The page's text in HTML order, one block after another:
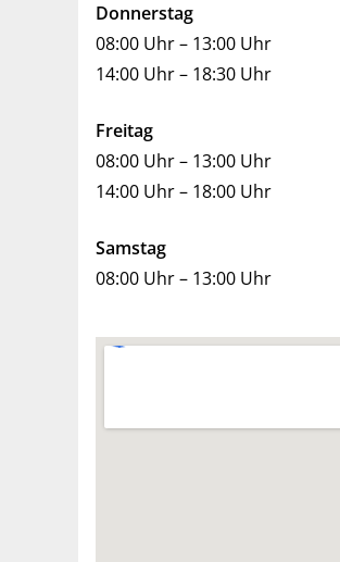
Donnerstag
08:00 Uhr – 13:00 Uhr
14:00 Uhr – 18:30 Uhr
Freitag
08:00 Uhr – 13:00 Uhr
14:00 Uhr – 18:00 Uhr
Samstag
08:00 Uhr – 13:00 Uhr